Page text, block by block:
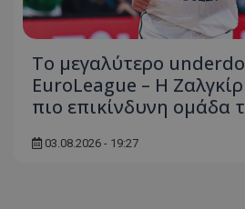
Το μεγαλύτερο
EuroLeague – Η
πιο επικίνδυνη ομάδα
03.08.2026 - 19:27